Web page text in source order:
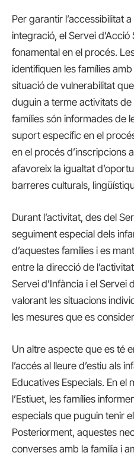
Per garantir l’accessibilitat
integració, el Servei
fonamental en el procés.
identifiquen les famílies
situació de vulnerabilitat
duguin a terme activitats de
famílies són informades de
suport específic en el
en el procés d’inscripcions
afavoreix la igualtat
barreres culturals,
Durant l’activitat, des del
seguiment especial dels
d’aquestes famílies i es
entre la direcció de
Servei d’Infància i el Servei
valorant les situacions
les mesures que es
Un altre aspecte que es té
l’accés al lleure d’estiu als
Educatives Especials. En el
l’Estiuet, les famílies
especials que puguin tenir
Posteriorment, aquestes
converses amb la família i